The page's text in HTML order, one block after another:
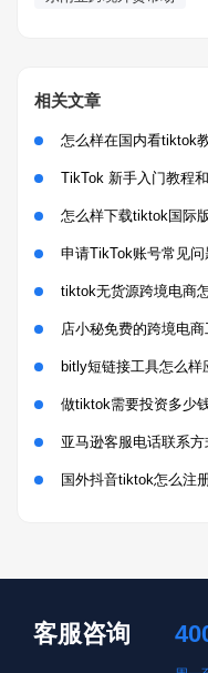
相关文章
怎么样在国内看tiktok
TikTok 新手入门教程
怎么样下载tiktok国际
申请TikTok账号常见问
tiktok无货源跨境电商
店小秘免费的跨境电
bitly短链接工具怎么样
做tiktok需要投资多少
亚马逊客服电话联系
国外抖音tiktok怎么注
客服咨询